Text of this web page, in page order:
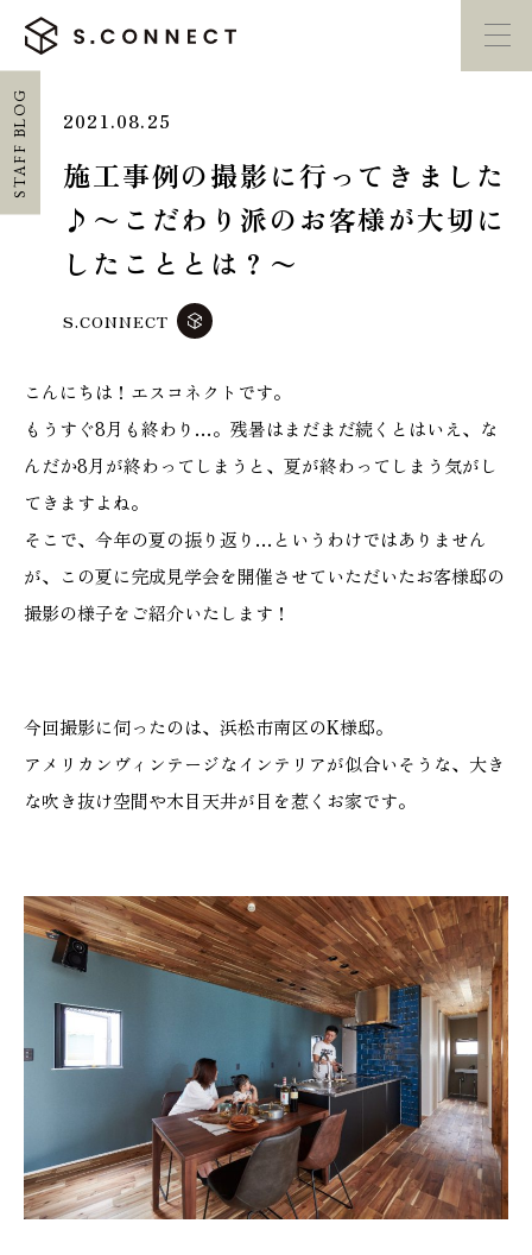
HOME
CONCEPT
エスコネについて
CASE
STAFF BLOG
スタッフブログ
ACCESS MAP
アクセスマップ
プライバシーポリシー
家づくり勉強会 カタログ請求
本社 浜松店
STAFF BLOG 2021.08.25
施工事例の撮影に行ってきました
♪〜こだわり派のお客様が大切に
したこととは？〜
S.CONNECT
こんにちは！エスコネクトです。
もうすぐ8月も終わり…。残暑はまだまだ続くとはいえ、な
んだか8月が終わってしまうと、夏が終わってしまう気がし
てきますよね。
そこで、今年の夏の振り返り…というわけではありません
が、この夏に完成見学会を開催させていただいたお客様邸の
撮影の様子をご紹介いたします！
今回撮影に伺ったのは、浜松市南区のK様邸。
アメリカンヴィンテージなインテリアが似合いそうな、大き
な吹き抜け空間や木目天井が目を惹くお家です。